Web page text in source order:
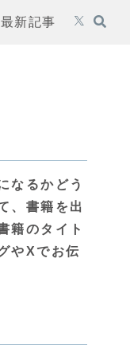
最新記事
なるかどう
、書籍を出
籍のタイト
やXでお伝